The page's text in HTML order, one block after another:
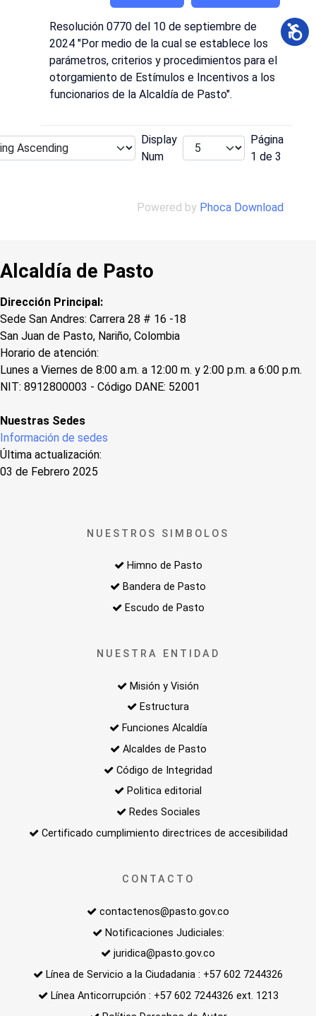
Resolución 0770 del 10 de septiembre de
2024 "Por medio de la cual se establece los
parámetros, criterios y procedimientos para el
otorgamiento de Estímulos e Incentivos a los
funcionarios de la Alcaldía de Pasto".
Display
Num
Página
1 de 3
Powered by Phoca Download
Alcaldía de Pasto
Dirección Principal:
Sede San Andres: Carrera 28 # 16 -18
San Juan de Pasto, Nariño, Colombia
Horario de atención:
Lunes a Viernes de 8:00 a.m. a 12:00 m. y 2:00 p.m. a 6:00 p.m.
NIT: 8912800003 - Código DANE: 52001
Nuestras Sedes
Información de sedes
Última actualización:
03 de Febrero 2025
NUESTROS SIMBOLOS
Himno de Pasto
Bandera de Pasto
Escudo de Pasto
NUESTRA ENTIDAD
Misión y Visión
Estructura
Funciones Alcaldía
Alcaldes de Pasto
Código de Integridad
Politica editorial
Redes Sociales
Certificado cumplimiento directrices de accesibilidad
CONTACTO
contactenos@pasto.gov.co
Notificaciones Judiciales:
juridica@pasto.gov.co
Línea de Servicio a la Ciudadania : +57 602 7244326
Línea Anticorrupción : +57 602 7244326 ext. 1213